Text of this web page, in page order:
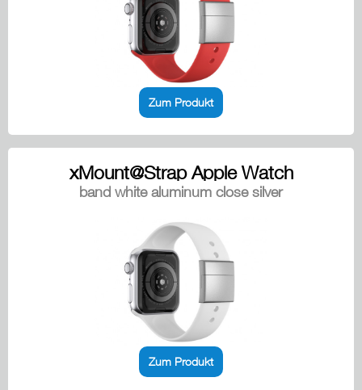
Zum Produkt
xMount@Strap Apple Watch
band white aluminum close silver
Zum Produkt